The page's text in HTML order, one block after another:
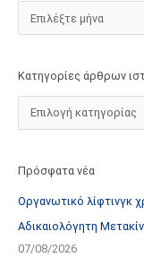
Κατηγορίες άρθρων
Πρόσφατα νέα
Οργανωτικό λίφτινγκ
Αδικαιολόγητη
07/08/2026